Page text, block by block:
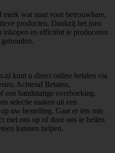
merk wat staat voor betrouwbare,
producten. Dankzij het juist
inkopen en efficiënt te produceren
kunt u direct online betalen via
Achteraf Betalen,
een handmatige overboeking.
selectie maken uit een
uw bestelling. Gaat er iets mis
met ons op of door ons te bellen
kunnen helpen.